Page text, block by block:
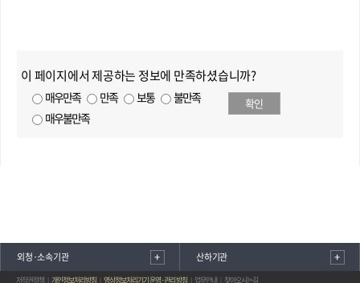
이 페이지에서 제공하는 정보에 만족하셨습니까?
매우만족 만족 보통
불만족
매우불만족
확인
외청·소속기관 산하기관
저작권정책 개인정보처리방침 영상정보처리기기 운영·관리 방침 업무안내 찾아오시는길